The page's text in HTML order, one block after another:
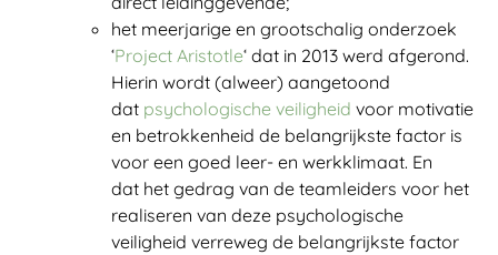
het meerjarige en grootschalig onderzoek
‘Project Aristotle‘ dat in 2013 werd afgerond.
Hierin wordt (alweer) aangetoond
dat psychologische veiligheid voor motivatie
en betrokkenheid de belangrijkste factor is
voor een goed leer- en werkklimaat. En
dat het gedrag van de teamleiders voor het
realiseren van deze psychologische
veiligheid verreweg de belangrijkste factor